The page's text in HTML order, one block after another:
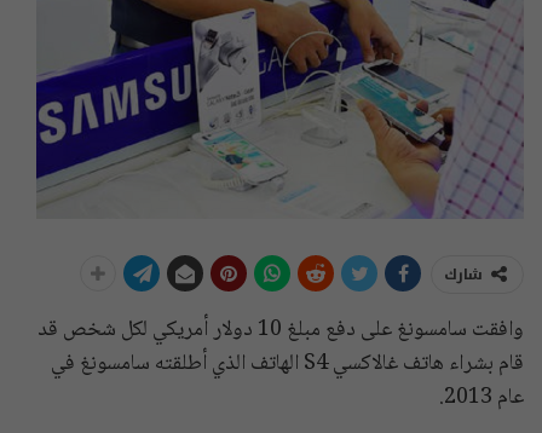
شارك
وافقت سامسونغ على دفع مبلغ 10 دولار أمريكي لكل شخص قد
قام بشراء هاتف غالاكسي S4 الهاتف الذي أطلقته سامسونغ في
عام 2013.